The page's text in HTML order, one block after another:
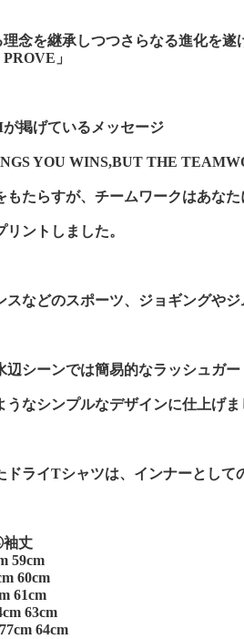
念を継承しつつさらなる進化を
」
掲げているメッセージ
YOU WINS,BUT THE
もたらすが、チームワークはあなた
ントしました。
などのスポーツ、ジョギングや
シーンでは簡易的なラッシュガー
なシンプルなデザインに仕上げま
ライTシャツは、インナーとして
丈
59cm
60cm
61cm
63cm
64cm